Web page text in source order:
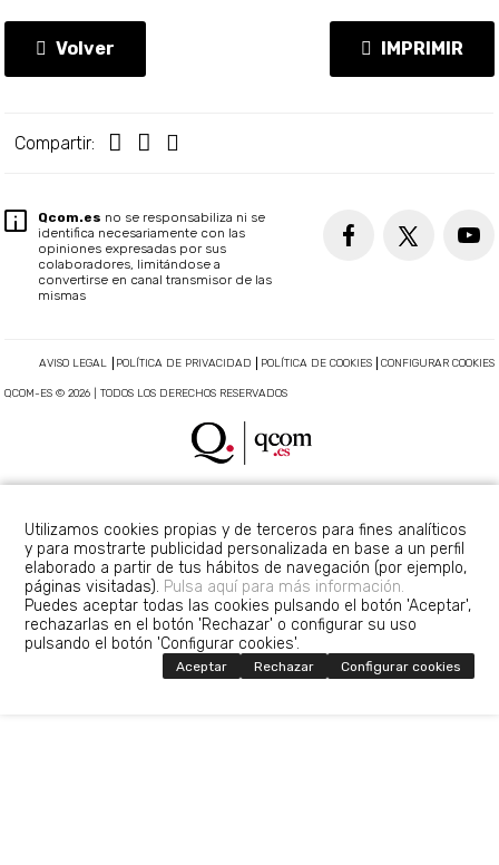
Volver IMPRIMIR
Compartir:
Qcom.es no se responsabiliza ni se
identifica necesariamente con las
opiniones expresadas por sus
colaboradores, limitándose a
convertirse en canal transmisor de las
mismas
AVISO LEGAL POLÍTICA DE PRIVACIDAD POLÍTICA DE COOKIES CONFIGURAR COOKIES
QCOM-ES © 2026 | TODOS LOS DERECHOS RESERVADOS
Utilizamos cookies propias y de terceros para fines analíticos
y para mostrarte publicidad personalizada en base a un perfil
elaborado a partir de tus hábitos de navegación (por ejemplo,
páginas visitadas). Pulsa aquí para más información.
Puedes aceptar todas las cookies pulsando el botón 'Aceptar',
rechazarlas en el botón 'Rechazar' o configurar su uso
pulsando el botón 'Configurar cookies'.
Aceptar Rechazar Configurar cookies